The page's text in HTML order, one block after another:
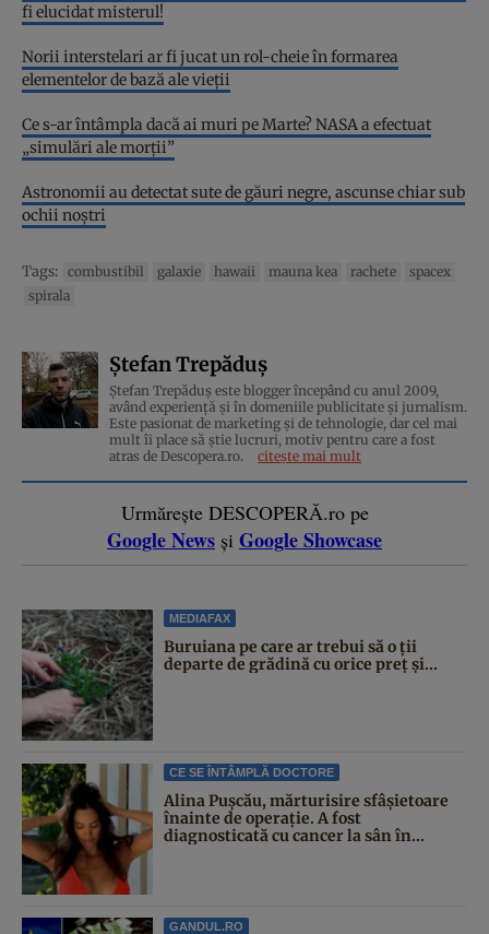
fi elucidat misterul!
Norii interstelari ar fi jucat un rol-cheie în formarea
elementelor de bază ale vieții
Ce s-ar întâmpla dacă ai muri pe Marte? NASA a efectuat
„simulări ale morții”
Astronomii au detectat sute de găuri negre, ascunse chiar sub
ochii noștri
Tags: combustibil galaxie hawaii mauna kea rachete
spacex
spirala
Ștefan Trepăduș
Ștefan Trepăduș este blogger începând cu anul 2009,
având experiență și în domeniile publicitate și jurnalism.
Este pasionat de marketing și de tehnologie, dar cel mai
mult îi place să știe lucruri, motiv pentru care a fost
atras de Descopera.ro.
citește mai mult
Urmărește DESCOPERĂ.ro pe
Google News și Google Showcase
MEDIAFAX
Buruiana pe care ar trebui să o ții
departe de grădină cu orice preț și...
CE SE ÎNTÂMPLĂ DOCTORE
Alina Pușcău, mărturisire sfâșietoare
înainte de operație. A fost
diagnosticată cu cancer la sân în...
GANDUL.RO